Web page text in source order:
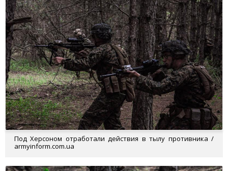
Под Херсоном отработали действия в тылу противника /
armyinform.com.ua